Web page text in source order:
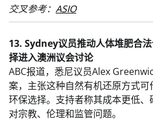
交叉参考： ASIO
13. Sydney议员推动人体堆肥合
择进入澳洲议会讨论
ABC报道，悉尼议员Alex
案，主张这种自然有机还原方式
环保选择。支持者称其成本更低
对宗教、伦理和监管问题。